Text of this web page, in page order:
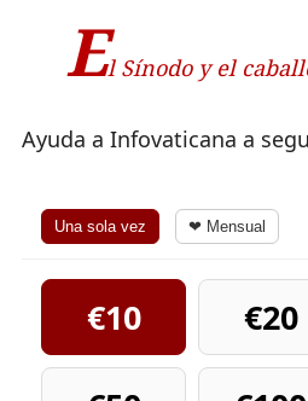
El Sínodo y el
Ayuda a Infovaticana a
Una sola vez ❤ Mensual
€10 €20